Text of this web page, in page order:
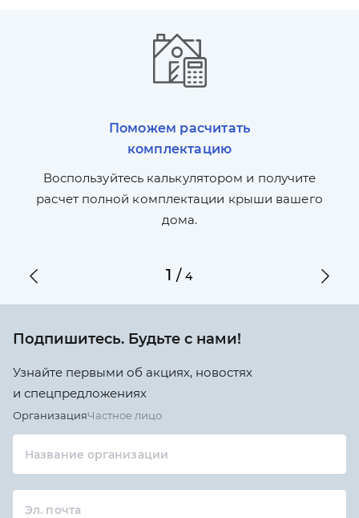
Поможем расчитать
комплектацию
Воспользуйтесь калькулятором и получите
расчет полной комплектации крыши вашего
дома.
1 /4
Подпишитесь. Будьте с нами!
Узнайте первыми об акциях, новостях
и спецпредложениях
ОрганизацияЧастное лицо
Название организации
Эл. почта